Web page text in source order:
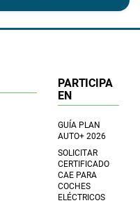
PARTICIPA
EN
GUÍA PLAN
AUTO+ 2026
SOLICITAR
CERTIFICADO
CAE PARA
COCHES
ELÉCTRICOS